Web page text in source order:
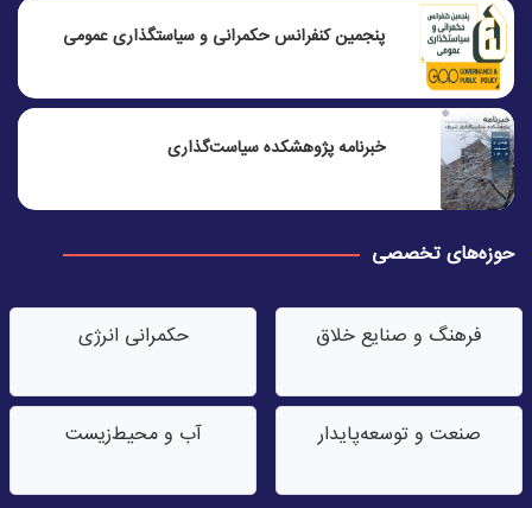
پنجمين كنفرانس حكمرانی و سياستگذاری عمومی
خبرنامه پژوهشکده سیاست‌گذاری
حوزه‌های تخصصی
فرهنگ و صنایع خلاق حکمرانی انرژی
صنعت‌ و توسعه‌پایدار آب‌ و محیط‌زیست